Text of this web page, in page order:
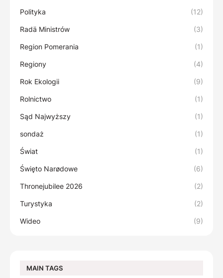
Polityka (12)
Radä Ministrów (3)
Region Pomerania (1)
Regiony (4)
Rok Ekologii (9)
Rolnictwo (1)
Sąd Najwyższy (1)
sondaż (1)
Świat (1)
Święto Narødowe (6)
Thronejubilee 2026 (2)
Turystyka (2)
Wideo (9)
MAIN TAGS